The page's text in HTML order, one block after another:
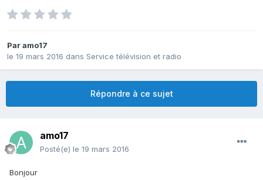
Paramo17
le 19 mars 2016 dans Service télévision et radio
Répondre à ce sujet
amo17
Posté(e) le 19 mars 2016
Bonjour